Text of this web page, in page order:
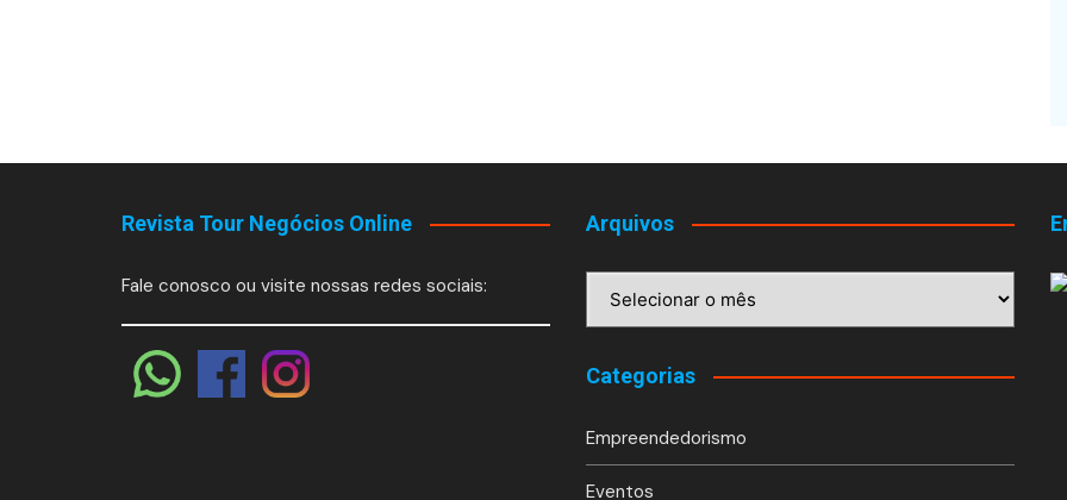
Revista Tour Negócios Online
Fale conosco ou visite nossas redes sociais:
Arquivos
Categorias
Empreendedorismo
Eventos